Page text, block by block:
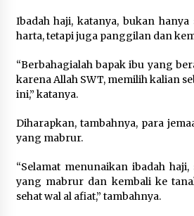
Ibadah haji, katanya, bukan hanya
harta, tetapi juga panggilan dan
“Berbahagialah bapak ibu yang
karena Allah SWT, memilih kalian
ini,” katanya.
Diharapkan, tambahnya, para
yang mabrur.
“Selamat menunaikan ibadah
yang mabrur dan kembali ke
sehat wal al afiat,” tambahnya.